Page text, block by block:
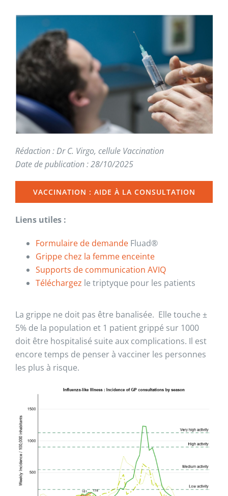
Rédaction : Dr C. Virgo, cellule Vaccination
Date de publication : 28/10/2025
VACCINATION : AIDE À LA CONSULTATION
Liens utiles :
Formulaire de demandeFluad®
Grippe chez la femme enceinte
Supports de communication AVIQ
Téléchargez le triptyque pour les patients
La grippe ne doit pas être banalisée. Elle touche ±
5% de la population et 1 patient grippé sur 1000
doit être hospitalisé suite aux complications. Il est
encore temps de penser à vacciner les personnes
les plus à risque.